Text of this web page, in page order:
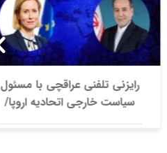
رایزنی تلفنی عراقچی با مسئول
سیاست خارجی اتحادیه اروپا/
بررسی راه‌های کاهش تنش در